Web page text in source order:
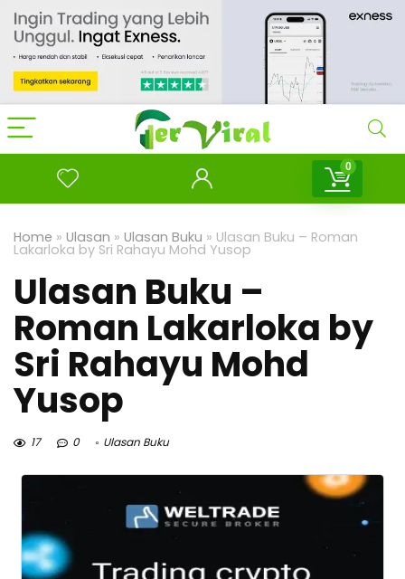
0
Home » Ulasan » Ulasan Buku » Ulasan Buku – Roman
Lakarloka by Sri Rahayu Mohd Yusop
Ulasan Buku –
Roman Lakarloka by
Sri Rahayu Mohd
Yusop
17 0 Ulasan Buku